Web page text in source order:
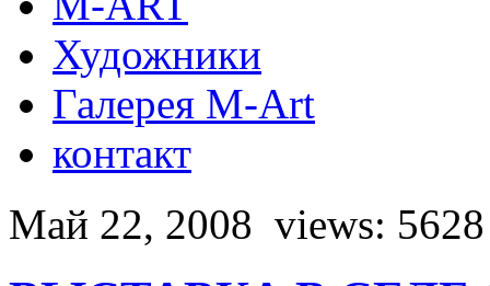
Художники
Галерея M-Art
контакт
Май 22, 2008 views: 5628